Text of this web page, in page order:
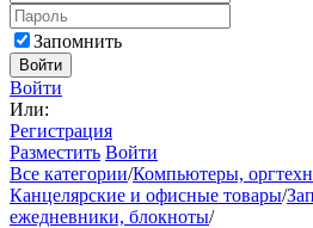
Запомнить
Войти
Войти
Или:
Регистрация
Разместить Войти
Все категории/Компьютеры,
Канцелярские и офисные товары/
ежедневники, блокноты/